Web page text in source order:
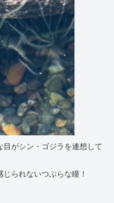
がシン・ゴジラを連想して
られないつぶらな瞳！